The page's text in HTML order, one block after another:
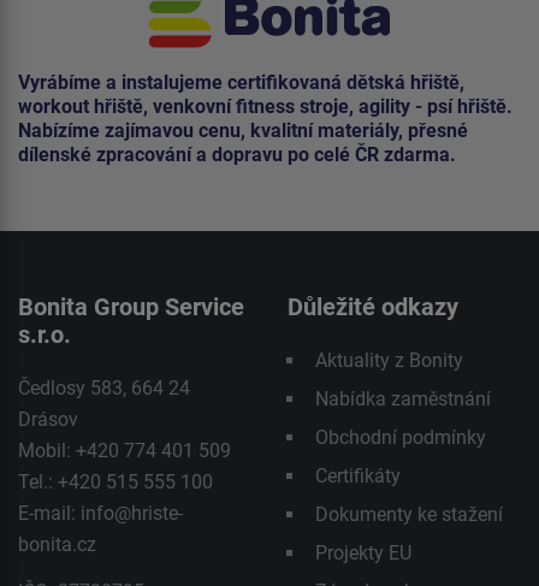
Vyrábíme a instalujeme certifikovaná dětská hřiště,
workout hřiště, venkovní fitness stroje, agility - psí hřiště.
Nabízíme zajímavou cenu, kvalitní materiály, přesné
dílenské zpracování a dopravu po celé ČR zdarma.
Bonita Group Service
s.r.o.
Čedlosy 583, 664 24
Drásov
Mobil: +420 774 401 509
Tel.: +420 515 555 100
E-mail: info@hriste-
bonita.cz
Důležité odkazy
Aktuality z Bonity
Nabídka zaměstnání
Obchodní podmínky
Certifikáty
Dokumenty ke stažení
Projekty EU